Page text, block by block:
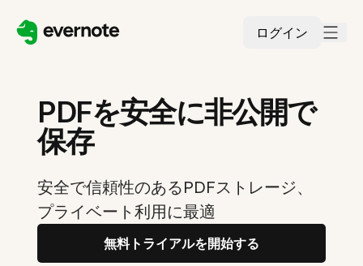
ログイン
PDFを安全に非公開で
保存
安全で信頼性のあるPDFストレージ、
プライベート利用に最適
無料トライアルを開始する